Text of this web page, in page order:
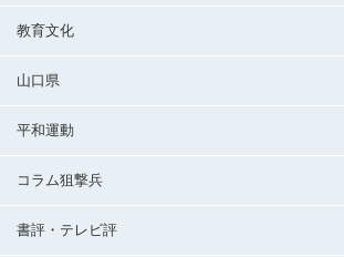
教育文化
山口県
平和運動
コラム狙撃兵
書評・テレビ評